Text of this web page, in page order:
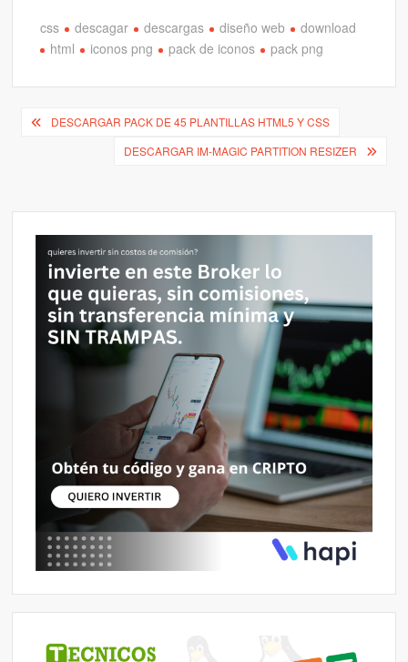
css descagar descargas diseño web
download
html
iconos png pack de iconos pack png
Navegación
DESCARGAR PACK DE 45 PLANTILLAS HTML5 Y CSS
DESCARGAR IM-MAGIC PARTITION RESIZER